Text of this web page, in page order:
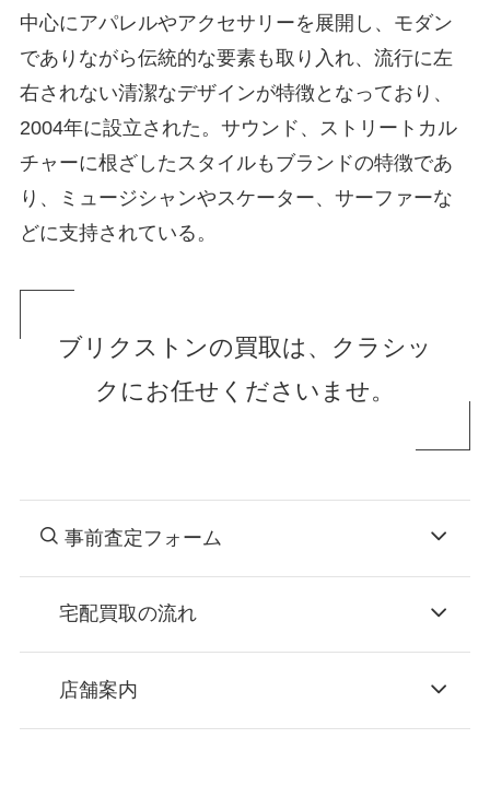
中心にアパレルやアクセサリーを展開し、モダン
でありながら伝統的な要素も取り入れ、流行に左
右されない清潔なデザインが特徴となっており、
2004年に設立された。サウンド、ストリートカル
チャーに根ざしたスタイルもブランドの特徴であ
り、ミュージシャンやスケーター、サーファーな
どに支持されている。
ブリクストンの買取は、クラシッ
クにお任せくださいませ。
事前査定フォーム
宅配買取の流れ
お申込み
店舗案内